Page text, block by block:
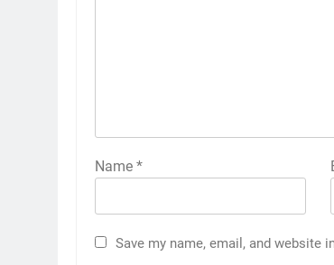
Name *
Save my name, email, and website